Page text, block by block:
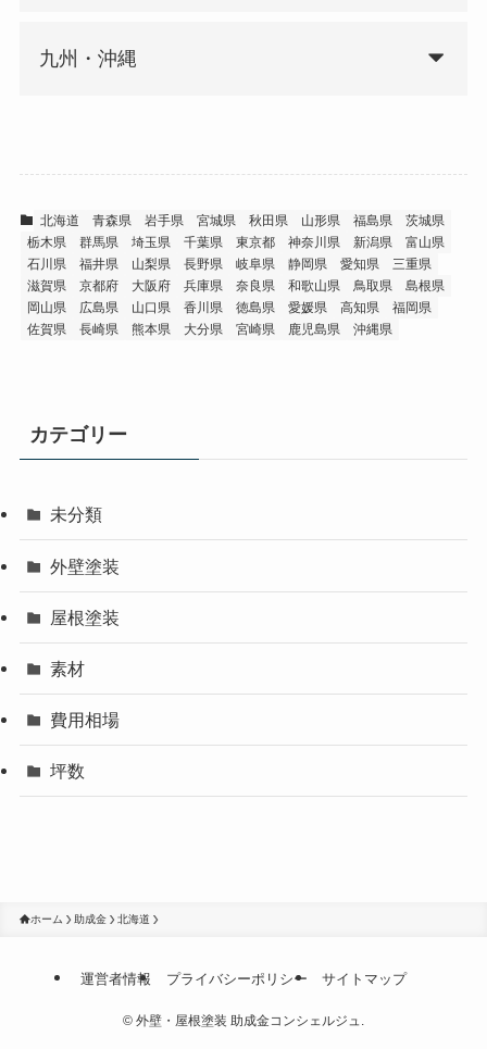
九州・沖縄
北海道 青森県 岩手県 宮城県 秋田県 山形県 福島県
茨城県
栃木県
群馬県 埼玉県 千葉県 東京都 神奈川県 新潟県
富山県
石川県
福井県 山梨県 長野県 岐阜県 静岡県 愛知県
三重県
滋賀県
京都府 大阪府 兵庫県 奈良県 和歌山県 鳥取県
島根県
岡山県
広島県 山口県 香川県 徳島県 愛媛県 高知県
福岡県
佐賀県
長崎県 熊本県 大分県 宮崎県 鹿児島県 沖縄県
カテゴリー
未分類
外壁塗装
屋根塗装
素材
費用相場
坪数
ホーム 助成金 北海道
運営者情報 プライバシーポリシー サイトマップ
© 外壁・屋根塗装 助成金コンシェルジュ.